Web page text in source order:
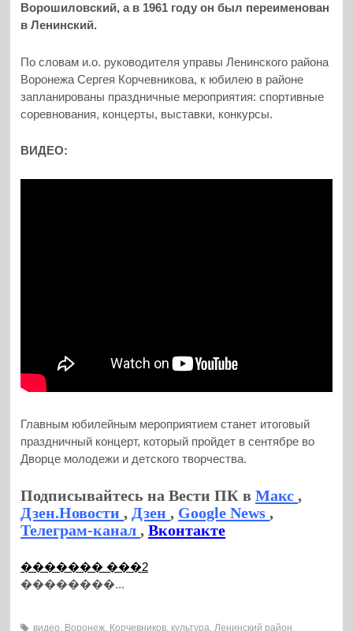
Ворошиловский, а в 1961 году он был переименован
в Ленинский.
По словам и.о. руководителя управы Ленинского района
Воронежа Сергея Корчевникова, к юбилею в районе
запланированы праздничные мероприятия: спортивные
соревнования, концерты, выставки, конкурсы.
ВИДЕО:
Главным юбилейным мероприятием станет итоговый
праздничный концерт, который пройдет в сентябре во
Дворце молодежи и детского творчества.
Подписывайтесь на Вести ПК вМакс,
Дзен.Новости, Дзен, Google News,
Телеграм-канал,Вконтакте
������� ���2
��������...
видео Воронеж Корчевников культура Ленинский район